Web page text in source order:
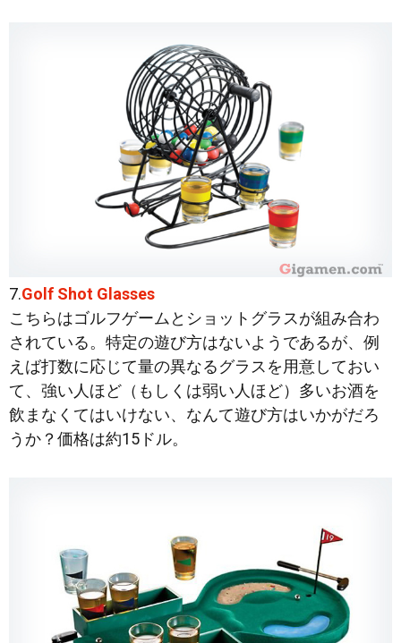
7.Golf Shot Glasses
こちらはゴルフゲームとショットグラスが組み合わ
されている。特定の遊び方はないようであるが、例
えば打数に応じて量の異なるグラスを用意しておい
て、強い人ほど（もしくは弱い人ほど）多いお酒を
飲まなくてはいけない、なんて遊び方はいかがだろ
うか？価格は約15ドル。